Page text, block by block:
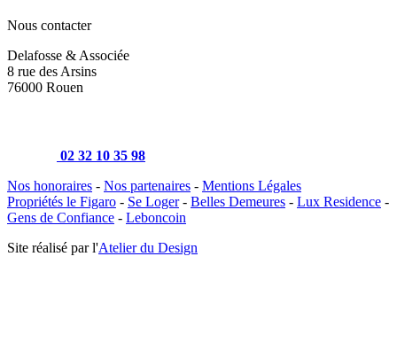
Nous contacter
Delafosse & Associée
8 rue des Arsins
76000 Rouen
02 32 10 35 98
Nos honoraires - Nos partenaires - Mentions Légales
Propriétés le Figaro - Se Loger- Belles Demeures - Lux Residence -
Gens de Confiance - Leboncoin
Site réalisé par l'Atelier du Design